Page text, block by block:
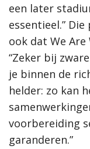
een later
essentieel.”
ook dat We
“Zeker bij
je binnen de
helder: zo kan
voorbereiding
garanderen.”